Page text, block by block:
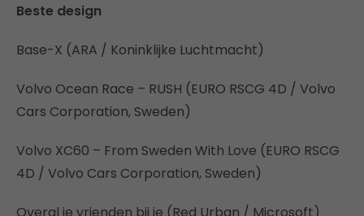
Beste design
Base-X (ARA / Koninklijke Luchtmacht)
Volvo Ocean Race – RUSH (EURO RSCG 4D / Volvo
Cars Corporation, Sweden)
Volvo XC60 – From Sweden With Love (EURO RSCG
4D / Volvo Cars Corporation, Sweden)
Overal je vrienden bij je (Red Urban / Microsoft)